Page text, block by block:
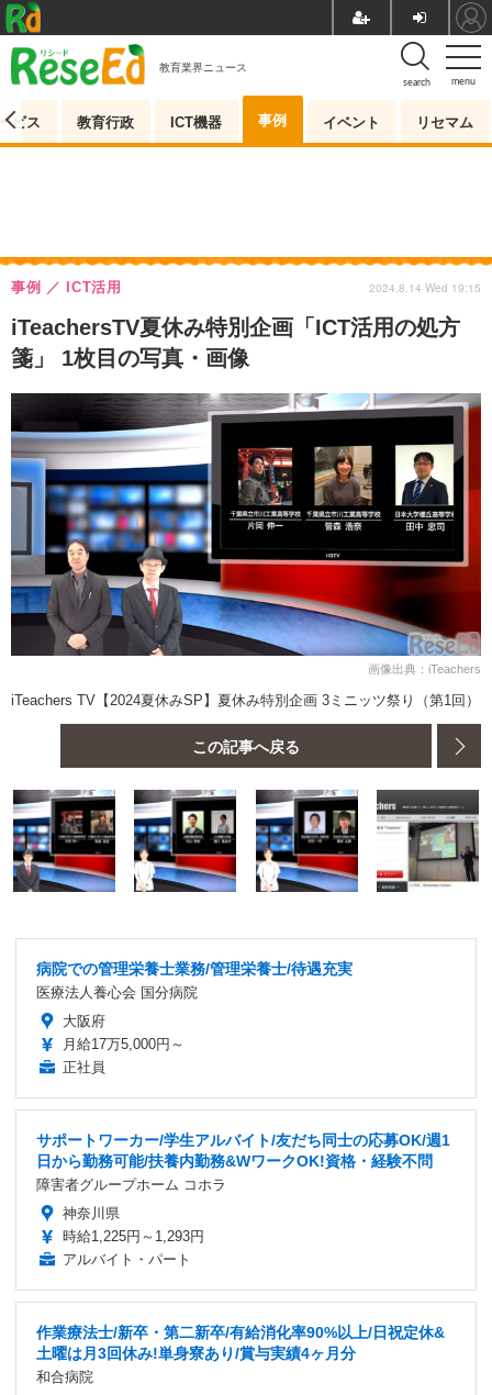
menu
search
教育業界ニュース
ビス 教育行政 ICT機器 事例 イベント リセマム
iTeachersTV夏休み特別企画「ICT活用の処方
箋」 1枚目の写真・画像
事例 ICT活用 2024.8.14 Wed 19:15
画像出典：iTeachers
iTeachers TV【2024夏休みSP】夏休み特別企画 3ミニッツ祭り（第1回）
この記事へ戻る
病院での管理栄養士業務/管理栄養士/待遇充実
医療法人養心会 国分病院
大阪府
月給17万5,000円～
正社員
サポートワーカー/学生アルバイト/友だち同士の応募OK/週1
日から勤務可能/扶養内勤務&WワークOK!資格・経験不問
障害者グループホーム コホラ
神奈川県
時給1,225円～1,293円
アルバイト・パート
作業療法士/新卒・第二新卒/有給消化率90%以上/日祝定休&
土曜は月3回休み!単身寮あり/賞与実績4ヶ月分
和合病院